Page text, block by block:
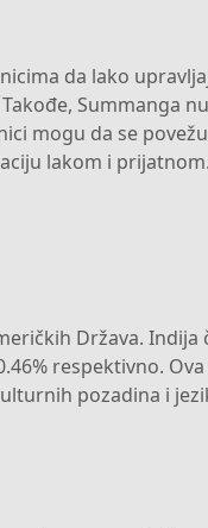
da lako
Summanga
mogu da se
lakom i
Država. Indija
respektivno.
pozadina i